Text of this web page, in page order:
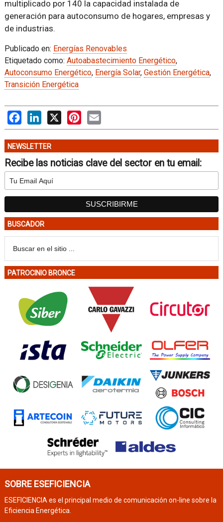
multiplicado por 140 la capacidad instalada de
generación para autoconsumo de hogares, empresas y
de industrias.
Publicado en: Energías Renovables
Etiquetado como: Autoabastecimiento Energético,
Autoconsumo Energético, Energía Solar, Gestión Energética,
Transición Energética
FacebookLinkedIn
X PinterestEmail
NEWSLETTER
Recibe las noticias clave del sector en tu email:
BUSCADOR
PATROCINIO BRONCE
SOBRE ESEFICIENCIA
ESEFICIENCIA es el principal medio de comunicación on-line sobre la
Eficiencia Energética.